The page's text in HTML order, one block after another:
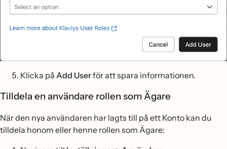
Klicka på Add Userför att spara informationen.
Tilldela en användare rollen som Ägare
När den nya användaren har lagts till på ett Konto kan du
tilldela honom eller henne rollen som Ägare: